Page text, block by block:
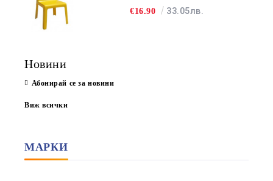
€16.90
33.05лв.
Новини
Абонирай се за новини
Виж всички
МАРКИ